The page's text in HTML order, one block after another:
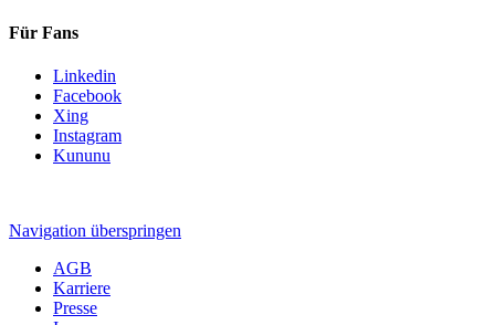
Für Fans
Linkedin
Facebook
Xing
Instagram
Kununu
Navigation überspringen
AGB
Karriere
Presse